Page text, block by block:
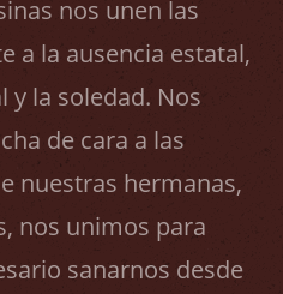
nos unen las
a la ausencia estatal,
y la soledad. Nos
de cara a las
nuestras hermanas,
nos unimos para
sanarnos desde